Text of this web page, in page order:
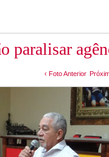
paralisar
‹ Foto Anterior